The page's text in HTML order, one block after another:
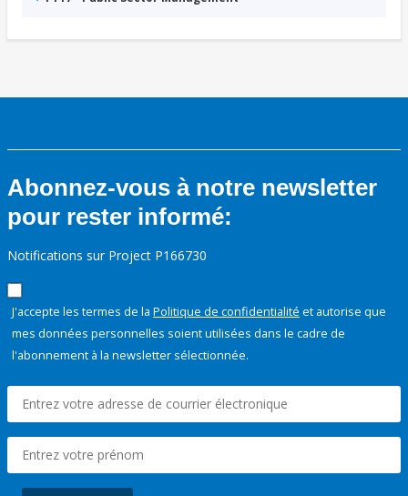
Abonnez-vous à notre newsletter
pour rester informé:
Notifications sur Project P166730
J'accepte les termes de la Politique de confidentialité et autorise que
mes données personnelles soient utilisées dans le cadre de
l'abonnement à la newsletter sélectionnée.